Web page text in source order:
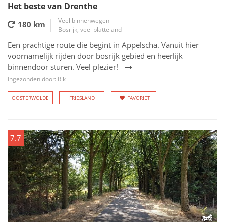
Het beste van Drenthe
180 km
Veel binnenwegen
Bosrijk, veel platteland
Een prachtige route die begint in Appelscha. Vanuit hier
voornamelijk rijden door bosrijk gebied en heerlijk
binnendoor sturen. Veel plezier!
Ingezonden door: Rik
OOSTERWOLDE FRIESLAND FAVORIET
7.7